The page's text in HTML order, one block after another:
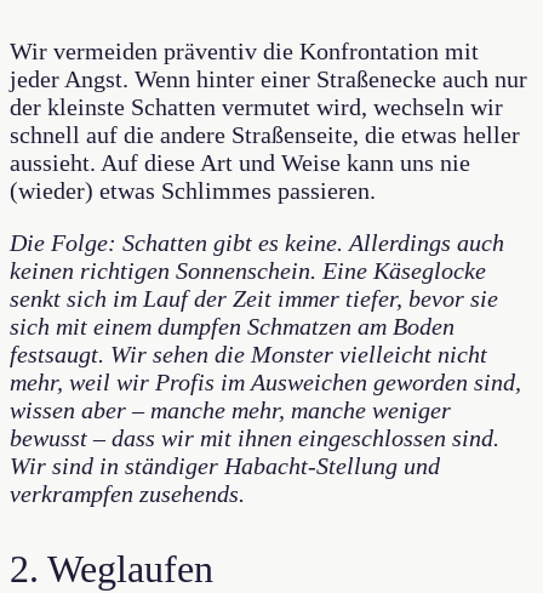
Wir vermeiden präventiv die Konfrontation mit
jeder Angst. Wenn hinter einer Straßenecke auch nur
der kleinste Schatten vermutet wird, wechseln wir
schnell auf die andere Straßenseite, die etwas heller
aussieht. Auf diese Art und Weise kann uns nie
(wieder) etwas Schlimmes passieren.
Die Folge: Schatten gibt es keine. Allerdings auch
keinen richtigen Sonnenschein. Eine Käseglocke
senkt sich im Lauf der Zeit immer tiefer, bevor sie
sich mit einem dumpfen Schmatzen am Boden
festsaugt. Wir sehen die Monster vielleicht nicht
mehr, weil wir Profis im Ausweichen geworden sind,
wissen aber – manche mehr, manche weniger
bewusst – dass wir mit ihnen eingeschlossen sind.
Wir sind in ständiger Habacht-Stellung und
verkrampfen zusehends.
2. Weglaufen